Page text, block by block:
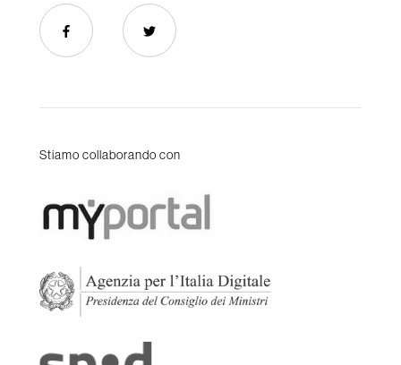
Stiamo collaborando con